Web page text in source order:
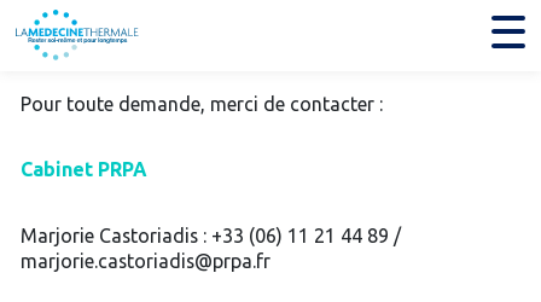
Pour toute demande, merci de contacter :
Cabinet PRPA
Marjorie Castoriadis : +33 (06) 11 21 44 89 /
marjorie.castoriadis@prpa.fr